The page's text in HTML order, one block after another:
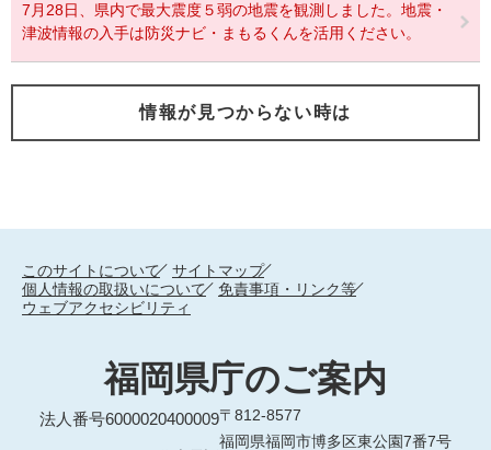
7月28日、県内で最大震度５弱の地震を観測しました。地震・
津波情報の入手は防災ナビ・まもるくんを活用ください。
情報が見つからない時は
このサイトについて
サイトマップ
個人情報の取扱いについて
免責事項・リンク等
ウェブアクセシビリティ
福岡県庁のご案内
法人番号6000020400009〒812-8577
福岡県福岡市博多区東公園7番7号